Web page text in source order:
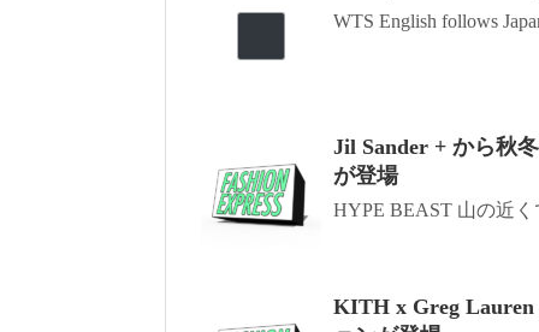
WTS English follows
Jil Sander + から秋
が登場
HYPE BEAST 山の近
KITH x Greg Lauren